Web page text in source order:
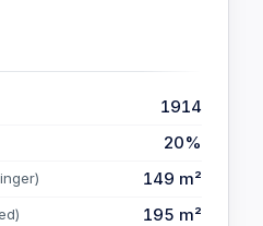
1914
20%
149 m²
195 m²